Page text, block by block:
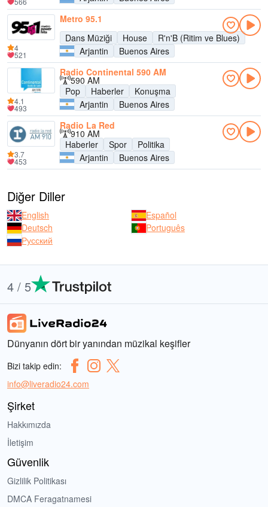
Metro 95.1
Dans Müziği
House
R'n'B (Ritim ve Blues)
Arjantin
Buenos Aires
4
521
Radio Continental 590 AM
590 AM
Pop
Haberler
Konuşma
Arjantin
Buenos Aires
4.1
493
Radio La Red
910 AM
Haberler
Spor
Politika
Arjantin
Buenos Aires
3.7
453
Diğer Diller
English
Español
Deutsch
Português
Русский
4 / 5
Dünyanın dört bir yanından müzikal keşifler
Bizi takip edin:
info@liveradio24.com
Şirket
Hakkımızda
İletişim
Güvenlik
Gizlilik Politikası
DMCA Feragatnamesi